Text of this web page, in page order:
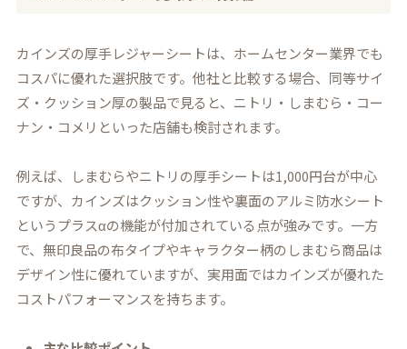
カインズの厚手レジャーシートは、ホームセンター業界でも
コスパに優れた選択肢です。他社と比較する場合、同等サイ
ズ・クッション厚の製品で見ると、ニトリ・しまむら・コー
ナン・コメリといった店舗も検討されます。
例えば、しまむらやニトリの厚手シートは1,000円台が中心
ですが、カインズはクッション性や裏面のアルミ防水シート
というプラスαの機能が付加されている点が強みです。一方
で、無印良品の布タイプやキャラクター柄のしまむら商品は
デザイン性に優れていますが、実用面ではカインズが優れた
コストパフォーマンスを持ちます。